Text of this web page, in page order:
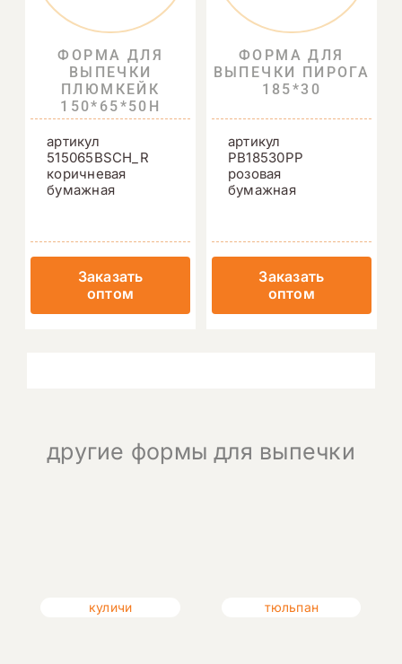
ФОРМА ДЛЯ
ВЫПЕЧКИ
ПЛЮМКЕЙК
150*65*50H
артикул
515065BSCH_R
коричневая
бумажная
Заказать
оптом
ФОРМА ДЛЯ
ВЫПЕЧКИ ПИРОГА
185*30
артикул
PB18530PP
розовая
бумажная
Заказать
оптом
другие формы для выпечки
куличи тюльпан